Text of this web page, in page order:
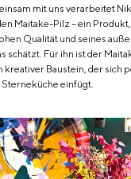
mit uns verarbeitet
Maitake-Pilz – ein
Qualität und seines
schätzt. Für ihn ist der
kreativer Baustein, der sich
einfügt.